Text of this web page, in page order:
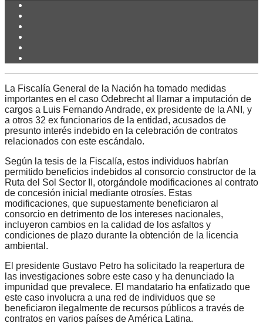
La Fiscalía General de la Nación ha tomado medidas
importantes en el caso Odebrecht al llamar a imputación de
cargos a Luis Fernando Andrade, ex presidente de la ANI, y
a otros 32 ex funcionarios de la entidad, acusados de
presunto interés indebido en la celebración de contratos
relacionados con este escándalo.
Según la tesis de la Fiscalía, estos individuos habrían
permitido beneficios indebidos al consorcio constructor de la
Ruta del Sol Sector II, otorgándole modificaciones al contrato
de concesión inicial mediante otrosíes. Estas
modificaciones, que supuestamente beneficiaron al
consorcio en detrimento de los intereses nacionales,
incluyeron cambios en la calidad de los asfaltos y
condiciones de plazo durante la obtención de la licencia
ambiental.
El presidente Gustavo Petro ha solicitado la reapertura de
las investigaciones sobre este caso y ha denunciado la
impunidad que prevalece. El mandatario ha enfatizado que
este caso involucra a una red de individuos que se
beneficiaron ilegalmente de recursos públicos a través de
contratos en varios países de América Latina.